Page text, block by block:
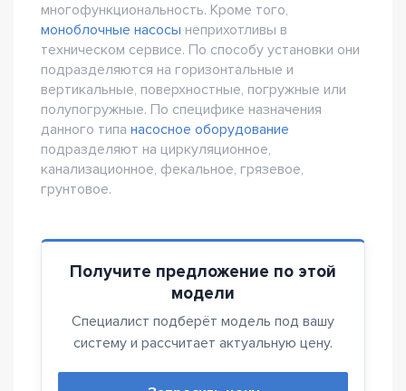
многофункциональность. Кроме того,
моноблочные насосы неприхотливы в
техническом сервисе. По способу установки они
подразделяются на горизонтальные и
вертикальные, поверхностные, погружные или
полупогружные. По специфике назначения
данного типа насосное оборудование
подразделяют на циркуляционное,
канализационное, фекальное, грязевое,
грунтовое.
Получите предложение по этой
модели
Специалист подберёт модель под вашу
систему и рассчитает актуальную цену.